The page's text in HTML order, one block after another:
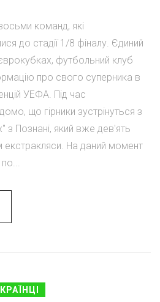
команд, які
до стадії 1/8 фіналу. Єдиний
футбольний клуб
про свого суперника в
УЕФА. Під час
що гірники зустрінуться з
з Познані, який вже дев'ять
екстракляси. На даний момент